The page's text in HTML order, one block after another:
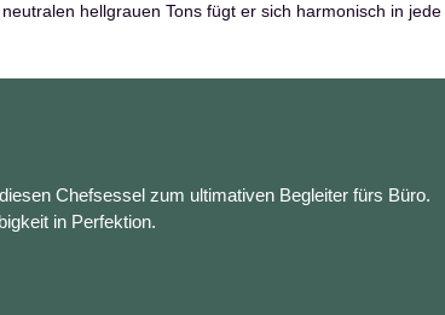
hellgrauen Tons fügt er sich harmonisch in
Chefsessel zum ultimativen Begleiter fürs Büro.
in Perfektion.